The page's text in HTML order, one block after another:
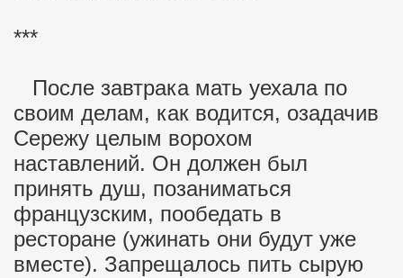
***
После завтрака мать уехала по
своим делам, как водится, озадачив
Сережу целым ворохом
наставлений. Он должен был
принять душ, позаниматься
французским, пообедать в
ресторане (ужинать они будут уже
вместе). Запрещалось пить сырую